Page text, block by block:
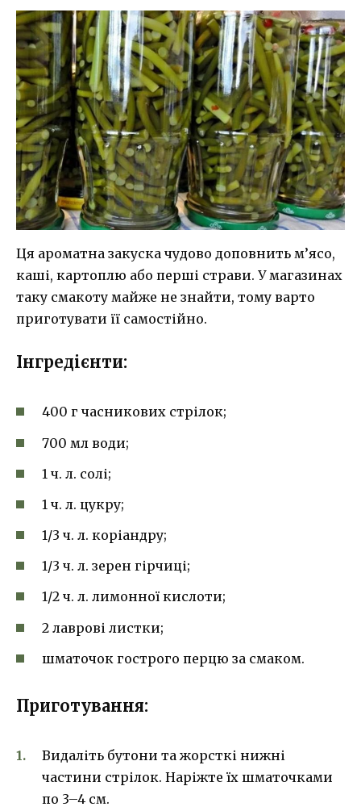
Ця ароматна закуска чудово доповнить м’ясо,
каші, картоплю або перші страви. У магазинах
таку смакоту майже не знайти, тому варто
приготувати її самостійно.
Інгредієнти:
400 г часникових стрілок;
700 мл води;
1 ч. л. солі;
1 ч. л. цукру;
1/3 ч. л. коріандру;
1/3 ч. л. зерен гірчиці;
1/2 ч. л. лимонної кислоти;
2 лаврові листки;
шматочок гострого перцю за смаком.
Приготування:
Видаліть бутони та жорсткі нижні
частини стрілок. Наріжте їх шматочками
по 3–4 см.